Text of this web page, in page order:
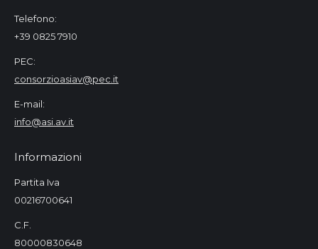
Telefono:
+39 0825 7910
PEC:
consorzioasiav@pec.it
E-mail:
info@asi.av.it
Informazioni
Partita Iva
00216700641
C.F.
80000830648